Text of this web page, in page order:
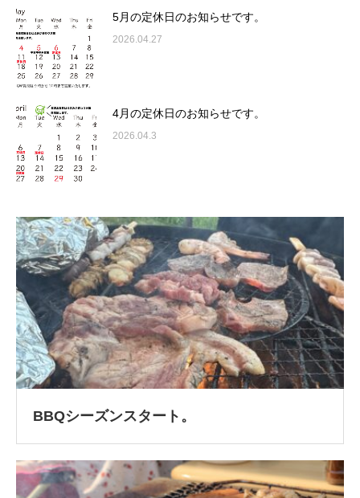
5月の定休日のお知らせです。
2026.04.27
4月の定休日のお知らせです。
2026.04.3
BBQシーズンスタート。